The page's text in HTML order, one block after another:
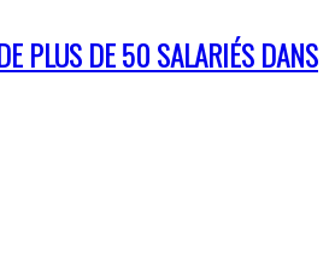
PLUS DE 50 SALARIÉS DANS